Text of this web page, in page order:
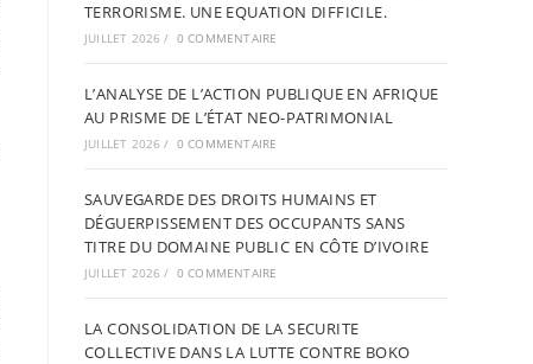
TERRORISME. UNE EQUATION DIFFICILE.
JUILLET 2026 / 0 COMMENTAIRE
L’ANALYSE DE L’ACTION PUBLIQUE EN AFRIQUE
AU PRISME DE L’ÉTAT NEO-PATRIMONIAL
JUILLET 2026 / 0 COMMENTAIRE
SAUVEGARDE DES DROITS HUMAINS ET
DÉGUERPISSEMENT DES OCCUPANTS SANS
TITRE DU DOMAINE PUBLIC EN CÔTE D’IVOIRE
JUILLET 2026 / 0 COMMENTAIRE
LA CONSOLIDATION DE LA SECURITE
COLLECTIVE DANS LA LUTTE CONTRE BOKO